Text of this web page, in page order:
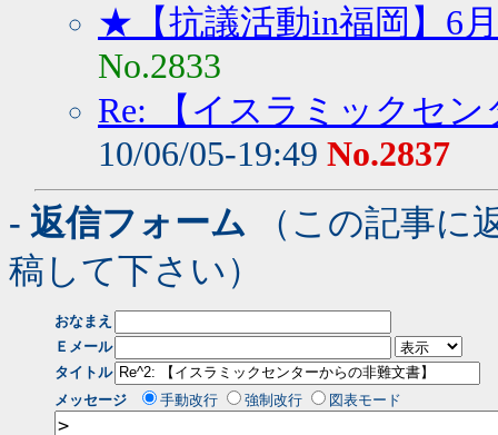
★【抗議活動in福岡】6
No.2833
Re: 【イスラミックセ
10/06/05-19:49 No.2837
- 返信フォーム （この記事に
稿して下さい）
おなまえ
Ｅメール
タイトル
メッセージ
手動改行 強制改行 図表モード